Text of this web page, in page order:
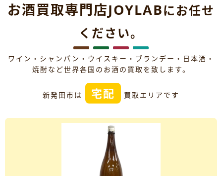
お酒買取専門店JOYLABにお任せ
ください。
ワイン・シャンパン・ウイスキー・ブランデー・日本酒・
焼酎など世界各国のお酒の買取を致します。
新発田市は 宅配 買取エリアです